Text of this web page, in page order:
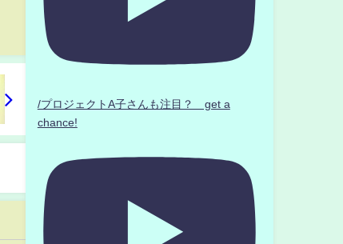
/プロジェクトA子さんも注目？ get a
chance!